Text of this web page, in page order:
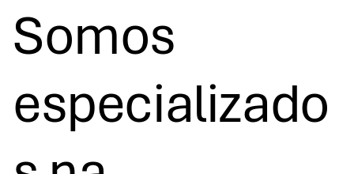
Somos
especializado